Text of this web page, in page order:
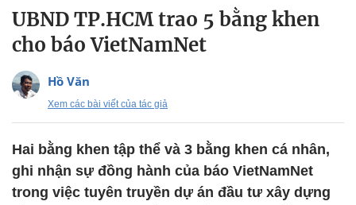
UBND TP.HCM trao 5 bằng khen
cho báo VietNamNet
Hồ Văn
Xem các bài viết của tác giả
Hai bằng khen tập thể và 3 bằng khen cá nhân,
ghi nhận sự đồng hành của báo VietNamNet
trong việc tuyên truyền dự án đầu tư xây dựng